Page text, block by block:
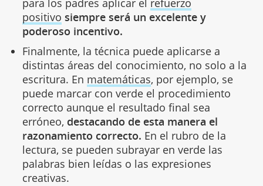
para los padres aplicar el refuerzo
positivo siempre será un excelente y
poderoso incentivo.
Finalmente, la técnica puede aplicarse a
distintas áreas del conocimiento, no solo a la
escritura. En matemáticas, por ejemplo, se
puede marcar con verde el procedimiento
correcto aunque el resultado final sea
erróneo, destacando de esta manera el
razonamiento correcto. En el rubro de la
lectura, se pueden subrayar en verde las
palabras bien leídas o las expresiones
creativas.